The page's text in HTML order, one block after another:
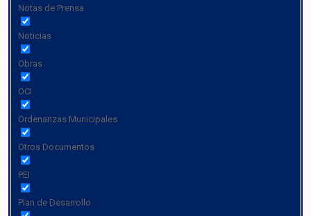
Notas de Prensa
Noticias
Obras
OCI
Ordenanzas Municipales
Otros Documentos
PEI
Plan de Desarrollo